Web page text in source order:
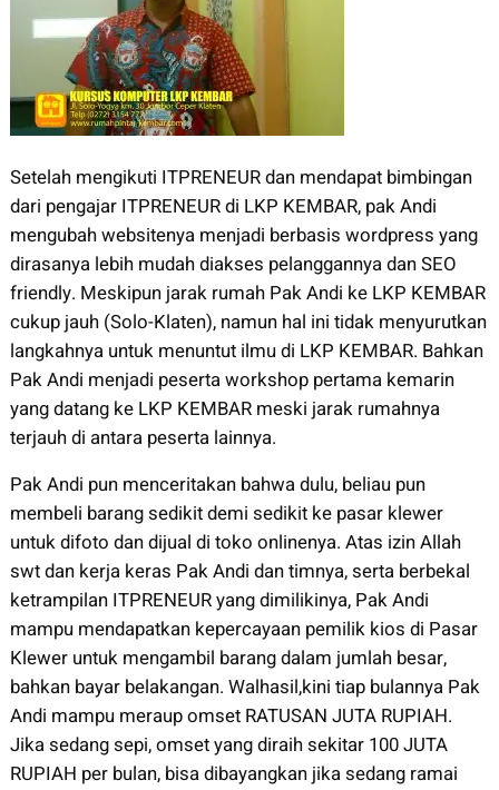
Setelah mengikuti ITPRENEUR dan mendapat bimbingan
dari pengajar ITPRENEUR di LKP KEMBAR, pak Andi
mengubah websitenya menjadi berbasis wordpress yang
dirasanya lebih mudah diakses pelanggannya dan SEO
friendly. Meskipun jarak rumah Pak Andi ke LKP KEMBAR
cukup jauh (Solo-Klaten), namun hal ini tidak menyurutkan
langkahnya untuk menuntut ilmu di LKP KEMBAR. Bahkan
Pak Andi menjadi peserta workshop pertama kemarin
yang datang ke LKP KEMBAR meski jarak rumahnya
terjauh di antara peserta lainnya.
Pak Andi pun menceritakan bahwa dulu, beliau pun
membeli barang sedikit demi sedikit ke pasar klewer
untuk difoto dan dijual di toko onlinenya. Atas izin Allah
swt dan kerja keras Pak Andi dan timnya, serta berbekal
ketrampilan ITPRENEUR yang dimilikinya, Pak Andi
mampu mendapatkan kepercayaan pemilik kios di Pasar
Klewer untuk mengambil barang dalam jumlah besar,
bahkan bayar belakangan. Walhasil,kini tiap bulannya Pak
Andi mampu meraup omset RATUSAN JUTA RUPIAH.
Jika sedang sepi, omset yang diraih sekitar 100 JUTA
RUPIAH per bulan, bisa dibayangkan jika sedang ramai